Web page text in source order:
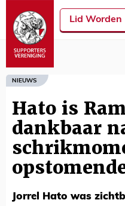
Lid Worden
NIEUWS
Hato is
dankbaar
Jorrel Hato was